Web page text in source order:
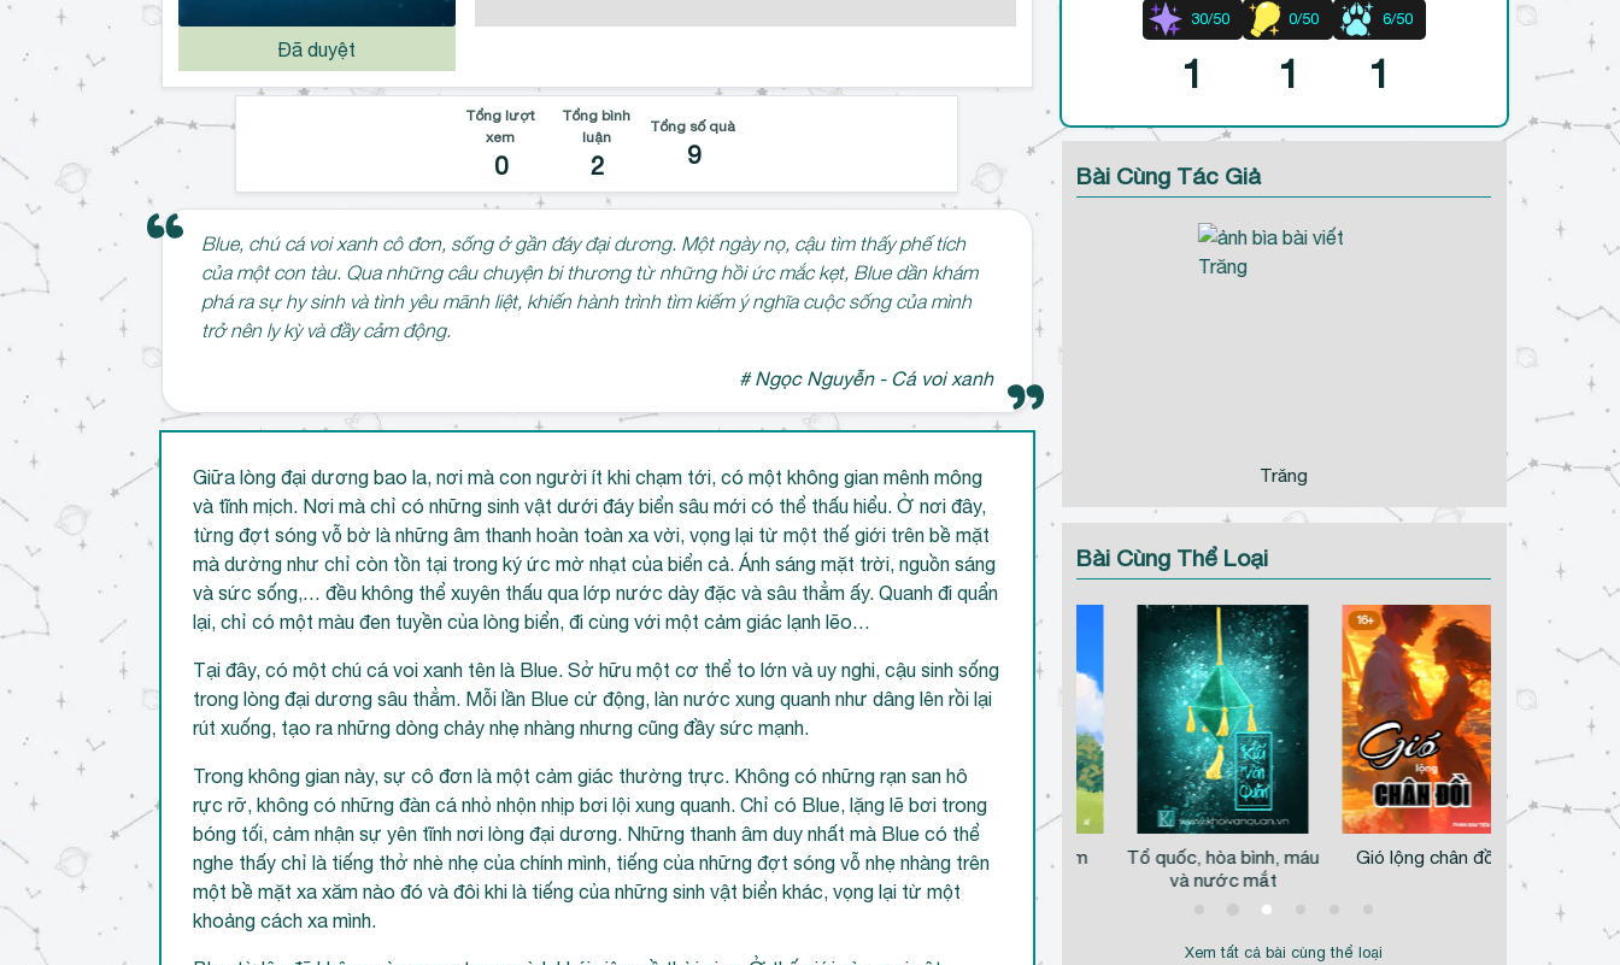
Đã duyệt
Tổng lượt
xem
0
Tổng bình
luận
2
Tổng số quà
9
Blue, chú cá voi xanh cô đơn, sống ở gần đáy đại dương. Một ngày nọ, cậu tìm thấy phế tích
của một con tàu. Qua những câu chuyện bi thương từ những hồi ức mắc kẹt, Blue dần khám
phá ra sự hy sinh và tình yêu mãnh liệt, khiến hành trình tìm kiếm ý nghĩa cuộc sống của mình
trở nên ly kỳ và đầy cảm động.
# Ngọc Nguyễn - Cá voi xanh
Giữa lòng đại dương bao la, nơi mà con người ít khi chạm tới, có một không gian mênh mông
và tĩnh mịch. Nơi mà chỉ có những sinh vật dưới đáy biển sâu mới có thể thấu hiểu. Ở nơi đây,
từng đợt sóng vỗ bờ là những âm thanh hoàn toàn xa vời, vọng lại từ một thế giới trên bề mặt
mà dường như chỉ còn tồn tại trong ký ức mờ nhạt của biển cả. Ánh sáng mặt trời, nguồn sáng
và sức sống,… đều không thể xuyên thấu qua lớp nước dày đặc và sâu thẳm ấy. Quanh đi quẩn
lại, chỉ có một màu đen tuyền của lòng biển, đi cùng với một cảm giác lạnh lẽo…
Tại đây, có một chú cá voi xanh tên là Blue. Sở hữu một cơ thể to lớn và uy nghi, cậu sinh sống
trong lòng đại dương sâu thẳm. Mỗi lần Blue cử động, làn nước xung quanh như dâng lên rồi lại
rút xuống, tạo ra những dòng chảy nhẹ nhàng nhưng cũng đầy sức mạnh.
Trong không gian này, sự cô đơn là một cảm giác thường trực. Không có những rạn san hô
rực rỡ, không có những đàn cá nhỏ nhộn nhịp bơi lội xung quanh. Chỉ có Blue, lặng lẽ bơi trong
bóng tối, cảm nhận sự yên tĩnh nơi lòng đại dương. Những thanh âm duy nhất mà Blue có thể
nghe thấy chỉ là tiếng thở nhè nhẹ của chính mình, tiếng của những đợt sóng vỗ nhẹ nhàng trên
một bề mặt xa xăm nào đó và đôi khi là tiếng của những sinh vật biển khác, vọng lại từ một
khoảng cách xa mình.
30/50
1
0/50
1
6/50
1
Bài Cùng Tác Giả
Trăng
Bài Cùng Thể Loại
Bình Minh Dịu Êm
Tổ quốc, hòa bình, máu
16+
Gió lộng chân đồi Vượt sóng
Xem tất cả bài cùng thể loại